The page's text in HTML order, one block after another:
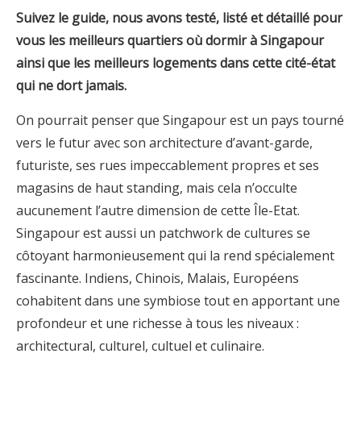
Suivez le guide, nous avons testé, listé et détaillé pour
vous les meilleurs quartiers où dormir àSingapour
ainsi que les meilleurs logements dans cette cité-état
qui ne dort jamais.
On pourrait penser que Singapour est un pays tourné
vers le futur avec son architecture d’avant-garde,
futuriste, ses rues impeccablement propres et ses
magasins de haut standing, mais cela n’occulte
aucunement l’autre dimension de cette Île-Etat.
Singapour est aussi un patchwork de cultures se
côtoyant harmonieusement qui la rend spécialement
fascinante. Indiens, Chinois, Malais, Européens
cohabitent dans une symbiose tout en apportant une
profondeur et une richesse à tous les niveaux :
architectural, culturel, cultuel et culinaire.